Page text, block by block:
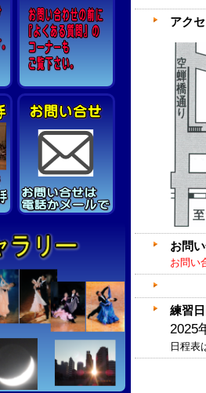
アク
お問
お問い
練習日
2025
日程表